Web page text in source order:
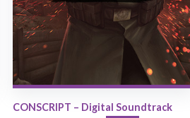
CONSCRIPT – Digital Soundtrack